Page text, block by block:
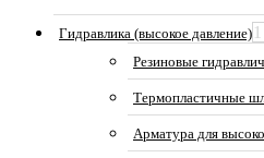
Гидравлика (высокое давление)
Резиновые
Термопластичные
Арматура для